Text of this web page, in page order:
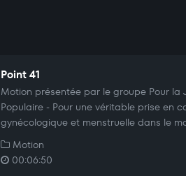
Point 41
Motion présentée par le groupe Pour la
Populaire - Pour une véritable prise en
gynécologique et menstruelle dans le
Motion
00:06:50